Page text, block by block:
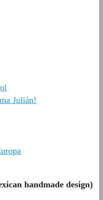
Julián!
handmade design)